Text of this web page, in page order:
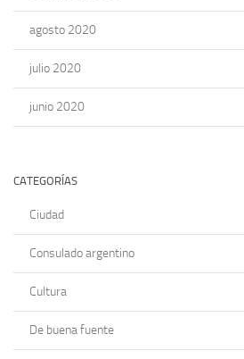
agosto 2020
julio 2020
junio 2020
CATEGORÍAS
Ciudad
Consulado argentino
Cultura
De buena fuente